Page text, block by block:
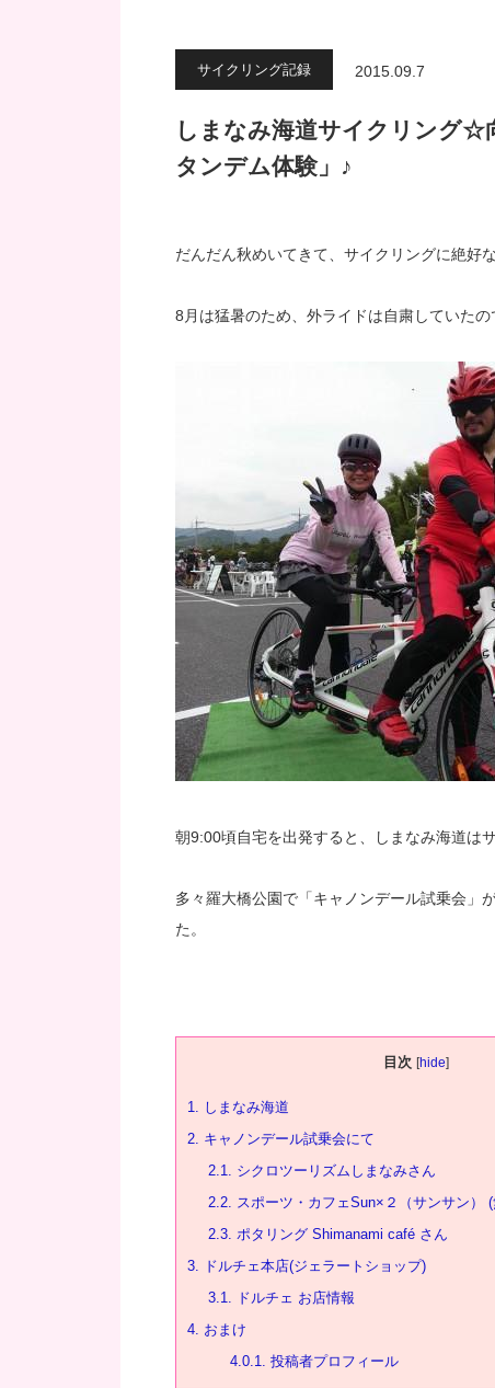
サイクリング記録 2015.09.7
しまなみ海道サイクリング☆
タンデム体験」♪
だんだん秋めいてきて、サイクリングに絶好
8月は猛暑のため、外ライドは自粛していた
朝9:00頃自宅を出発すると、しまなみ海道は
多々羅大橋公園で「キャノンデール試乗会」
た。
目次 [hide]
1. しまなみ海道
2. キャノンデール試乗会にて
2.1. シクロツーリズムしまなみさん
2.2. スポーツ・カフェSun×２（サンサン）
2.3. ポタリング Shimanami café さん
3. ドルチェ本店(ジェラートショップ)
3.1. ドルチェ お店情報
4. おまけ
4.0.1. 投稿者プロフィール